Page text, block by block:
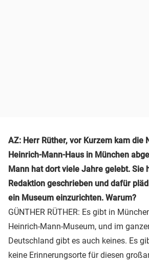
AZ: Herr Rüther, vor Kurzem kam die
Heinrich-Mann-Haus in München
Mann hat dort viele Jahre gelebt. Sie
Redaktion geschrieben und dafür
ein Museum einzurichten. Warum?
GÜNTHER RÜTHER: Es gibt in
Heinrich-Mann-Museum, und im
Deutschland gibt es auch keines. Es
keine Erinnerungsorte für diesen